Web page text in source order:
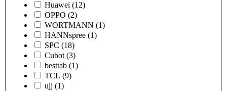
Huawei (12)
OPPO (2)
WORTMANN (1)
HANNspree (1)
SPC (18)
Cubot (3)
besttab (1)
TCL (9)
ujj (1)